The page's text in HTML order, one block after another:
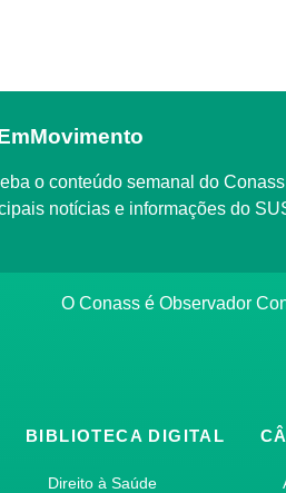
notícias e informações do
O Conass é Observador
BIBLIOTECA DIGITAL
Direito à Saúde